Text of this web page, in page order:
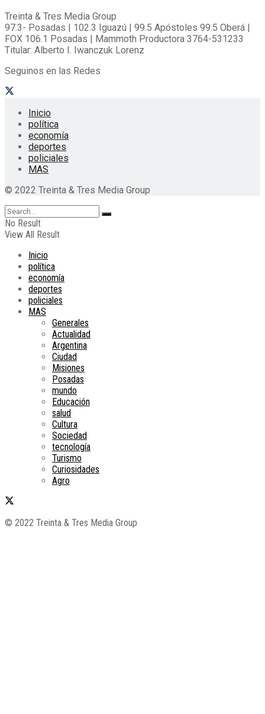
Treinta & Tres Media Group
97.3- Posadas | 102.3 Iguazú | 99.5 Apóstoles 99.5 Oberá |
FOX 106.1 Posadas | Mammoth Productora 3764-531233
Titular: Alberto I. Iwanczuk Lorenz
Seguinos en las Redes
Inicio
política
economía
deportes
policiales
MAS
© 2022 Treinta & Tres Media Group
No Result
View All Result
Inicio
política
economía
deportes
policiales
MAS
Generales
Actualidad
Argentina
Ciudad
Misiones
Posadas
mundo
Educación
salud
Cultura
Sociedad
tecnología
Turismo
Curiosidades
Agro
© 2022 Treinta & Tres Media Group